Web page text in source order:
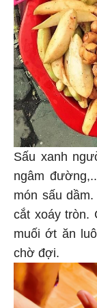
Sấu xanh
ngâm
món sấu
cắt xoáy tròn.
muối ớt ăn
chờ đợi.